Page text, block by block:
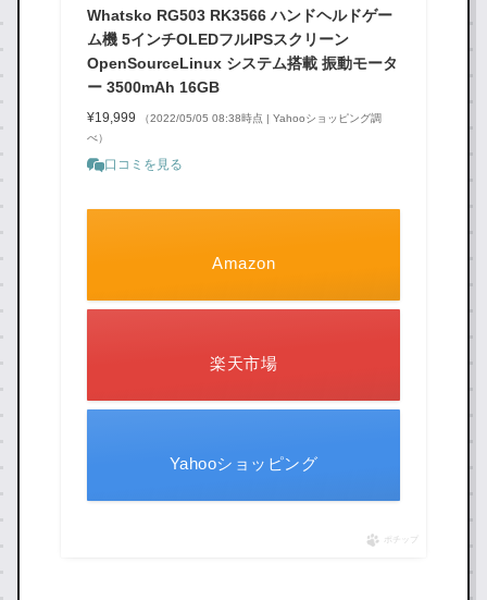
Whatsko RG503 RK3566 ハンドヘルドゲー
ム機 5インチOLEDフルIPSスクリーン
OpenSourceLinux システム搭載 振動モータ
ー 3500mAh 16GB
¥19,999
（2022/05/05 08:38時点 | Yahooショッピング調
べ）
口コミを見る
Amazon
楽天市場
Yahooショッピング
ポチップ